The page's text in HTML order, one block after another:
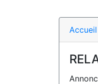
Accueil